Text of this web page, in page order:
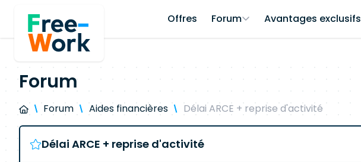
Offres Forum Avantages exclusifs
Forum
Forum Aides financières Délai ARCE + reprise d'activité
Délai ARCE + reprise d'activité